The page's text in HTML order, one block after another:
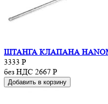
ШТАНГА КЛАПАНА
3333 Р
без НДС 2667 Р
Добавить в корзину